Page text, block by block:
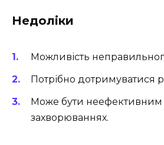
Недоліки
Можливість
Потрібно дотримуватися
Може бути
захворюваннях.